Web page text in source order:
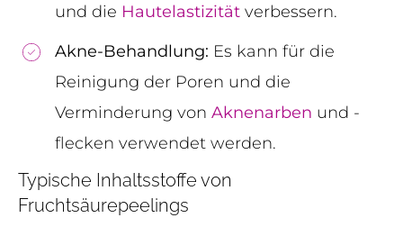
und die Hautelastizität verbessern.
Akne-Behandlung: Es kann für die
Reinigung der Poren und die
Verminderung von Aknenarben und -
flecken verwendet werden.
Typische Inhaltsstoffe von
Fruchtsäurepeelings